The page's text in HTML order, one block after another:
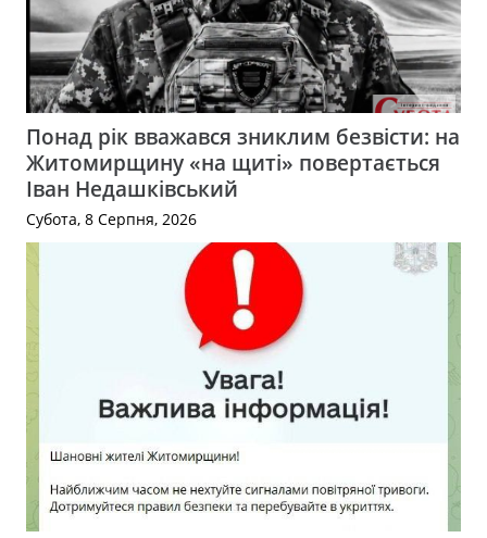
Понад рік вважався зниклим безвісти: на
Житомирщину «на щиті» повертається
Іван Недашківський
Субота, 8 Серпня, 2026